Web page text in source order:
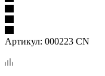
Артикул: 000223 CN